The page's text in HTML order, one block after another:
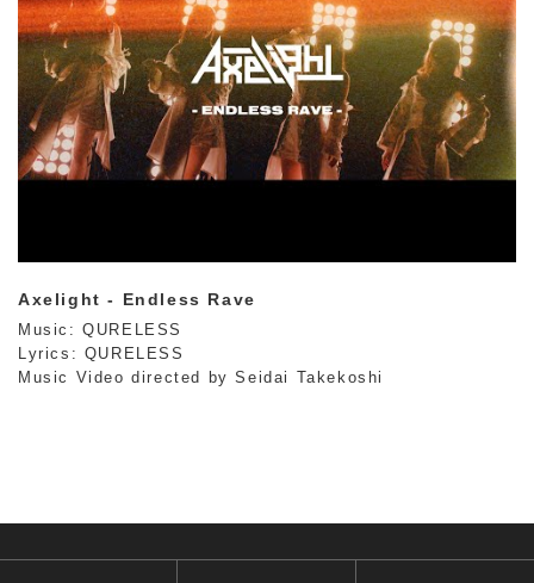
Axelight - Endless Rave
Music: QURELESS
Lyrics: QURELESS
Music Video directed by Seidai Takekoshi